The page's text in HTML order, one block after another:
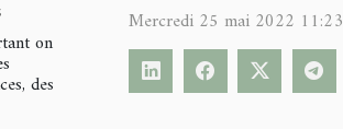
on
des
Mercredi 25 mai 2022 11:23